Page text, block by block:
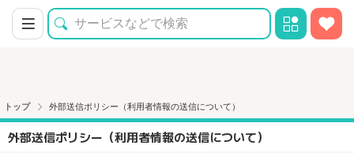
トップ 外部送信ポリシー（利用者情報の送信について）
外部送信ポリシー（利用者情報の送信について）